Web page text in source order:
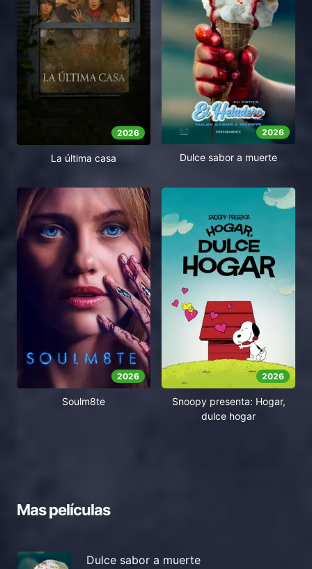
2026
La última casa
2026
Dulce sabor a muerte
2026
Soulm8te
2026
Snoopy presenta: Hogar,
dulce hogar
Mas películas
Dulce sabor a muerte